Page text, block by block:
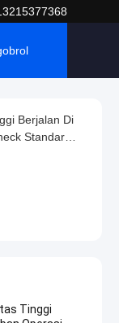
Berjalan Di
Standar
Tinggi